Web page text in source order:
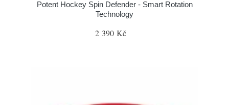
Potent Hockey Spin Defender - Smart Rotation
Technology
2 390 Kč